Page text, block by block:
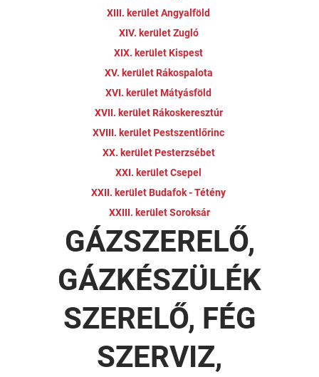
XIII. kerület Angyalföld
XIV. kerület Zugló
XIX. kerület Kispest
XV. kerület Rákospalota
XVI. kerület Mátyásföld
XVII. kerület Rákoskeresztúr
XVIII. kerület Pestszentlőrinc
XX. kerület Pesterzsébet
XXI. kerület Csepel
XXII. kerület Budafok - Tétény
XXIII. kerület Soroksár
GÁZSZERELŐ,
GÁZKÉSZÜLÉK
SZERELŐ, FÉG
SZERVIZ,